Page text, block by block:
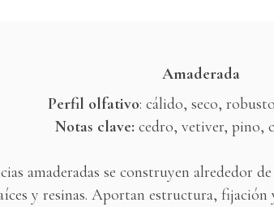
Amaderada
Perfil olfativo: cálido, seco,
Notas clave: cedro, vetiver, pino,
amaderadas se construyen alrededor
y resinas. Aportan estructura, fijación